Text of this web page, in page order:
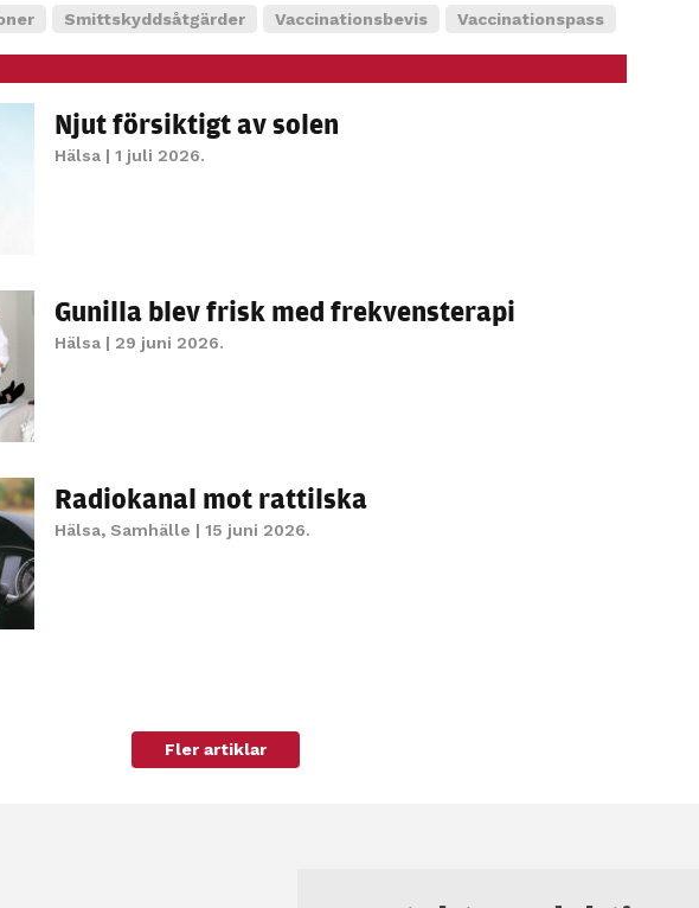
Smittskyddsåtgärder Vaccinationsbevis Vaccinationspass
Njut försiktigt av solen
Hälsa| 1 juli 2026.
Gunilla blev frisk med frekvensterapi
Hälsa| 29 juni 2026.
Radiokanal mot rattilska
Hälsa, Samhälle | 15 juni 2026.
Fler artiklar
funktionalitet
att försvinna
från
beteende när du